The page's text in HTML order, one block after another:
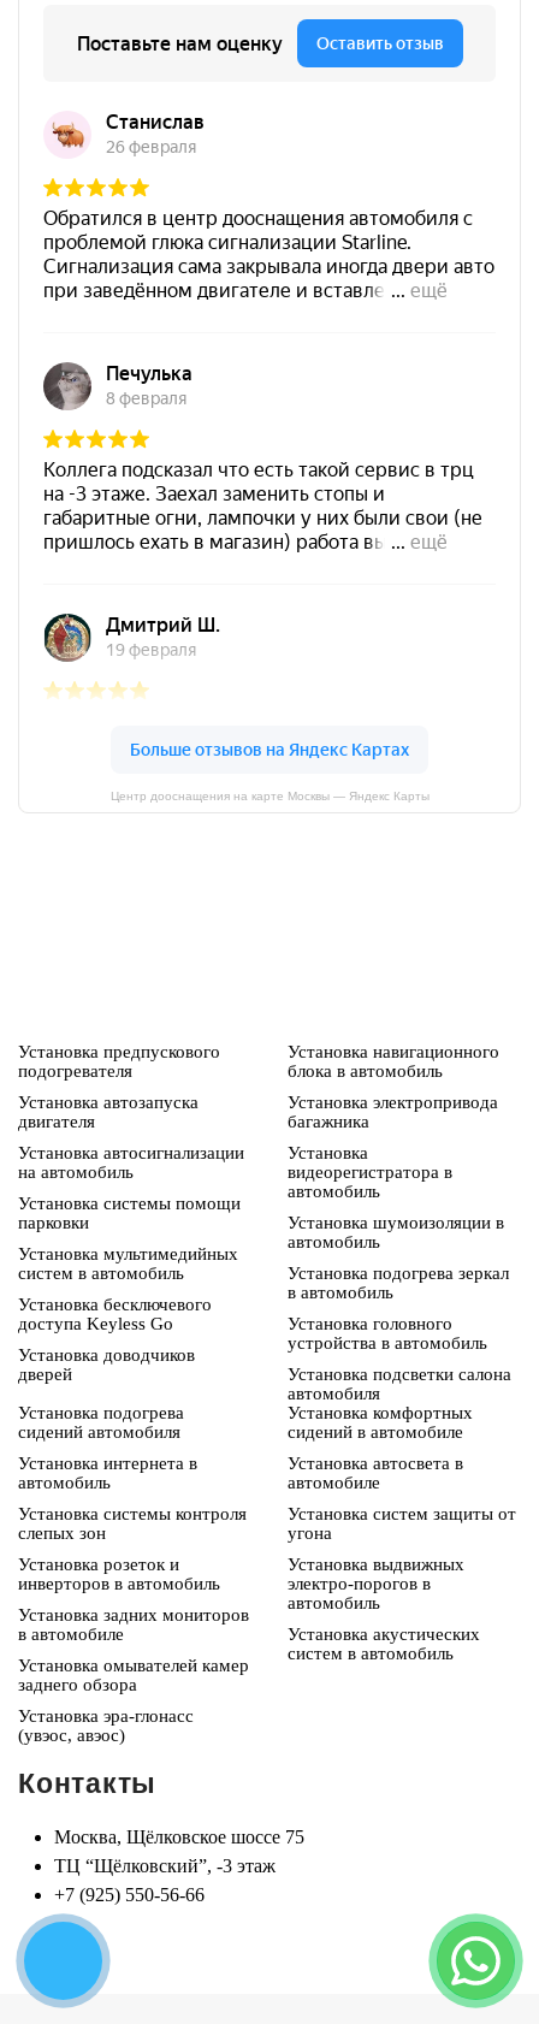
Центр дооснащения на карте Москвы — Яндекс Карты
Установка предпускового
подогревателя
Установка автозапуска
двигателя
Установка автосигнализации
на автомобиль
Установка системы помощи
парковки
Установка мультимедийных
систем в автомобиль
Установка бесключевого
доступа Keyless Go
Установка доводчиков
дверей
Установка навигационного
блока в автомобиль
Установка электропривода
багажника
Установка
видеорегистратора в
автомобиль
Установка шумоизоляции в
автомобиль
Установка подогрева зеркал
в автомобиль
Установка головного
устройства в автомобиль
Установка подсветки салона
автомобиля
Установка подогрева
сидений автомобиля
Установка интернета в
автомобиль
Установка системы контроля
слепых зон
Установка розеток и
инверторов в автомобиль
Установка задних мониторов
в автомобиле
Установка омывателей камер
заднего обзора
Установка эра-глонасс
(увэос, авэос)
Установка комфортных
сидений в автомобиле
Установка автосвета в
автомобиле
Установка систем защиты от
угона
Установка выдвижных
электро-порогов в
автомобиль
Установка акустических
систем в автомобиль
Контакты
Москва, Щёлковское шоссе 75
ТЦ “Щёлковский”, -3 этаж
+7 (925) 550-56-66